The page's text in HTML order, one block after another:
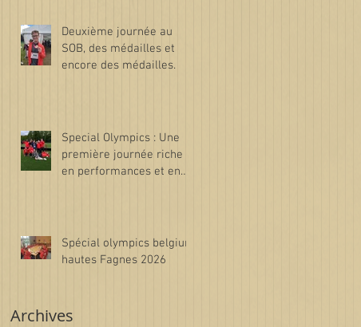
Deuxième journée au
SOB, des médailles et
encore des médailles.
Special Olympics : Une
première journée riche
en performances et en
Spécial olympics belgium
hautes Fagnes 2026
Archives